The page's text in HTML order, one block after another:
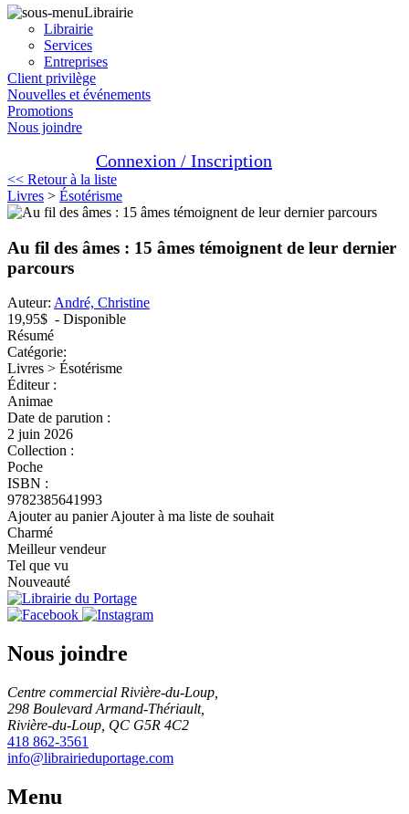
Librairie
Librairie
Services
Entreprises
Client privilège
Nouvelles et événements
Promotions
Nous joindre
Connexion / Inscription
<< Retour à la liste
Livres > Ésotérisme
Au fil des âmes : 15 âmes témoignent de leur dernier
parcours
Auteur: André, Christine
19,95$ - Disponible
Résumé
Catégorie:
Livres > Ésotérisme
Éditeur :
Animae
Date de parution :
2 juin 2026
Collection :
Poche
ISBN :
9782385641993
Ajouter au panierAjouter à ma liste de souhait
Charmé
Meilleur vendeur
Tel que vu
Nouveauté
Nous joindre
Centre commercial Rivière-du-Loup,
298 Boulevard Armand-Thériault,
Rivière-du-Loup, QC G5R 4C2
418 862-3561
info@librairieduportage.com
Menu